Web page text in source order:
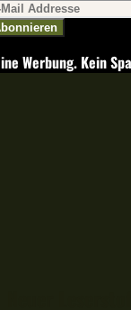
Werbung. Kein